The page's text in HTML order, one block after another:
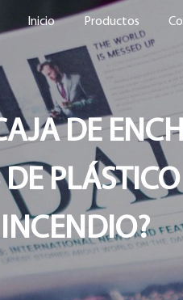
Inicio Productos
DE
DE
INCENDIO?